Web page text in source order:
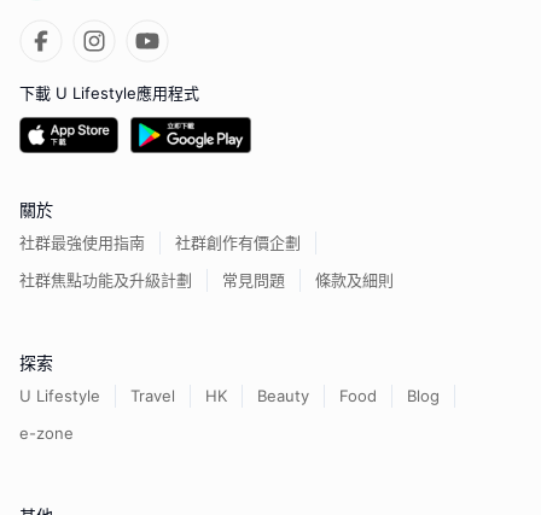
下載 U Lifestyle應用程式
關於
社群最強使用指南
社群創作有價企劃
社群焦點功能及升級計劃
常見問題 條款及細則
探索
U Lifestyle Travel HK Beauty Food
Blog
e-zone